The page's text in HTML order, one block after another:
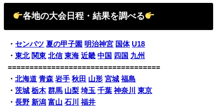
各地の大会日程・結果を調べる
・ センバツ 夏の甲子園 明治神宮 国体 U18
・東北 関東 北信 東海 近畿 中国 四国 九州
===================================
・北海道 青森 岩手 秋田 山形 宮城 福島
・茨城 栃木 群馬 山梨 埼玉 千葉 神奈川
東京
・長野 新潟 富山 石川
福井